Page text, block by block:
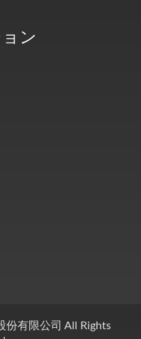
ン
份有限公司 All Rights